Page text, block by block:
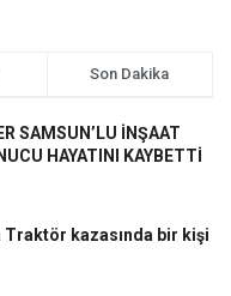
Son Dakika
SAMSUN’LU İNŞAAT
HAYATINI KAYBETTİ
Traktör kazasında bir kişi